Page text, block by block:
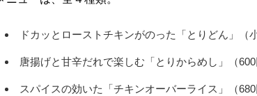
ドカッとローストチキンがのった「とりどん」（
唐揚げと甘辛だれで楽しむ「とりからめし」（600
スパイスの効いた「チキンオーバーライス」（680